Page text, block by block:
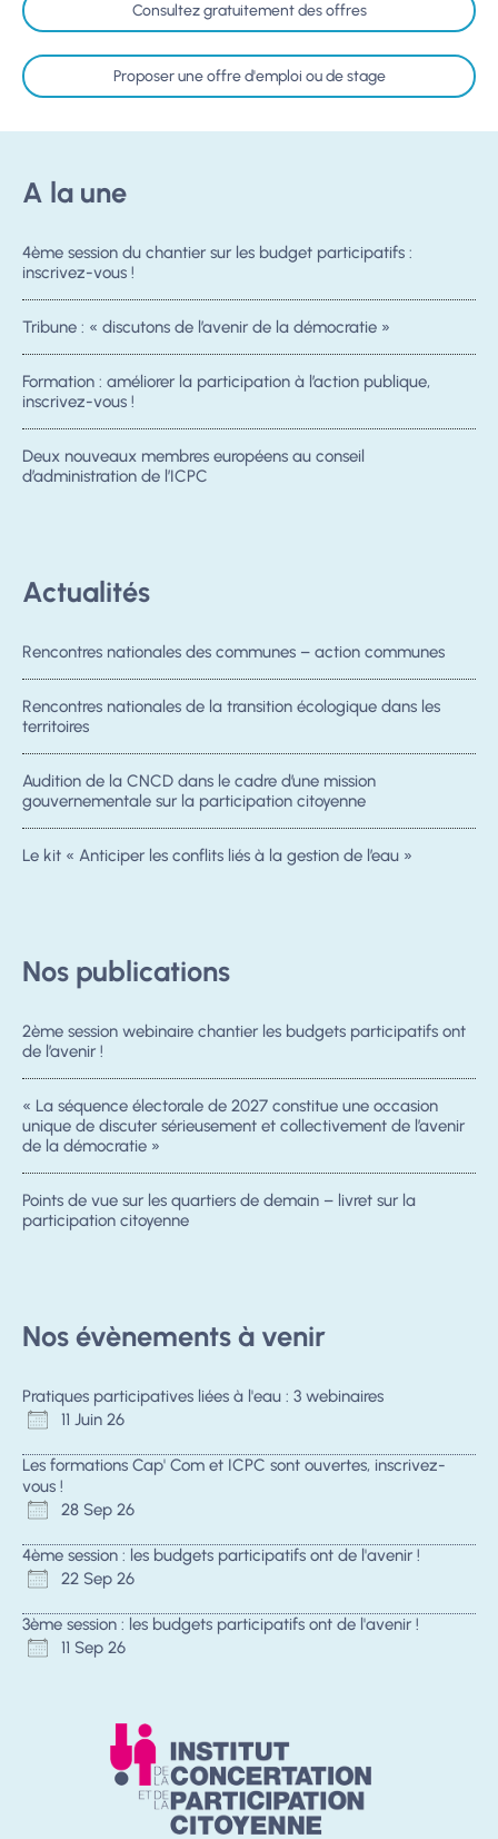
Consultez gratuitement des offres
Proposer une offre d'emploi ou de stage
A la une
4ème session du chantier sur les budget participatifs :
inscrivez-vous !
Tribune : « discutons de l’avenir de la démocratie »
Formation : améliorer la participation à l’action publique,
inscrivez-vous !
Deux nouveaux membres européens au conseil
d’administration de l’ICPC
Actualités
Rencontres nationales des communes – action communes
Rencontres nationales de la transition écologique dans les
territoires
Audition de la CNCD dans le cadre d’une mission
gouvernementale sur la participation citoyenne
Le kit « Anticiper les conflits liés à la gestion de l’eau »
Nos publications
2ème session webinaire chantier les budgets participatifs ont
de l’avenir !
« La séquence électorale de 2027 constitue une occasion
unique de discuter sérieusement et collectivement de l’avenir
de la démocratie »
Points de vue sur les quartiers de demain – livret sur la
participation citoyenne
Nos évènements à venir
Pratiques participatives liées à l'eau : 3 webinaires
11 Juin 26
Les formations Cap' Com et ICPC sont ouvertes, inscrivez-
vous !
28 Sep 26
4ème session : les budgets participatifs ont de l'avenir !
22 Sep 26
3ème session : les budgets participatifs ont de l'avenir !
11 Sep 26